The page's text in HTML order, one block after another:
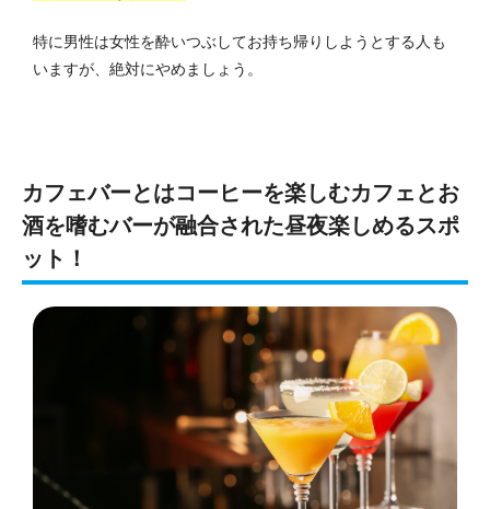
特に男性は女性を酔いつぶしてお持ち帰りしようとする人も
いますが、絶対にやめましょう。
カフェバーとはコーヒーを楽しむカフェとお
酒を嗜むバーが融合された昼夜楽しめるスポ
ット！